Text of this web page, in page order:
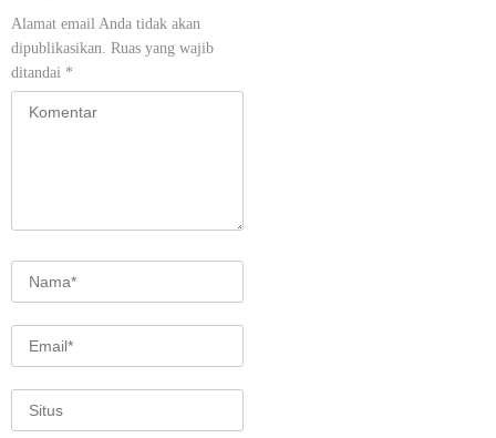
Alamat email Anda tidak akan
dipublikasikan. Ruas yang wajib
ditandai *